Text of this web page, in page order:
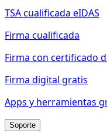
TSA cualificada eIDAS
Firma cualificada
Firma con certificado
Firma digital gratis
Apps y herramientas
Soporte